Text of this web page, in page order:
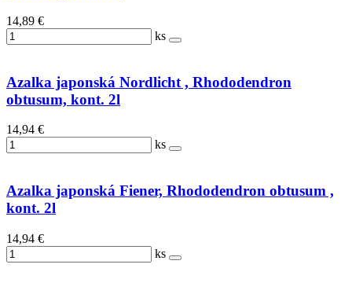
14,89 €
ks
Azalka japonská Nordlicht , Rhododendron
obtusum, kont. 2l
14,94 €
ks
Azalka japonská Fiener, Rhododendron obtusum ,
kont. 2l
14,94 €
ks